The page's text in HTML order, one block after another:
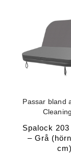
Passar bland
Spalock
– Grå
cm)